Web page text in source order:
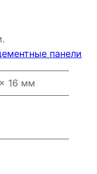
панели
16 мм